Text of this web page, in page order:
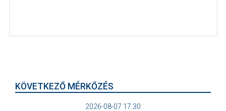
KÖVETKEZŐ MÉRKŐZÉS
2026-08-07 17:30